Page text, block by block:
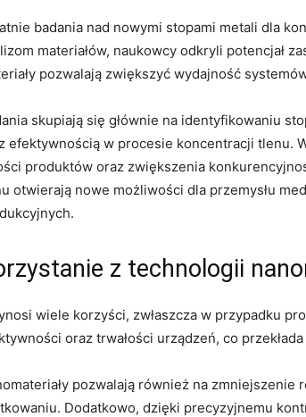
badania nad nowymi stopami metali dla
materiałów, naukowcy odkryli potencjał
pozwalają ‍zwiększyć wydajność⁣
skupiają się głównie na identyfikowaniu
efektywnością w procesie ⁤koncentracji tlenu.
produktów ‌oraz zwiększenia
otwierają nowe możliwości dla przemysłu
z technologii
wiele korzyści, zwłaszcza w przypadku
oraz trwałości urządzeń, co
pozwalają również na
Dodatkowo, dzięki ‍precyzyjnemu